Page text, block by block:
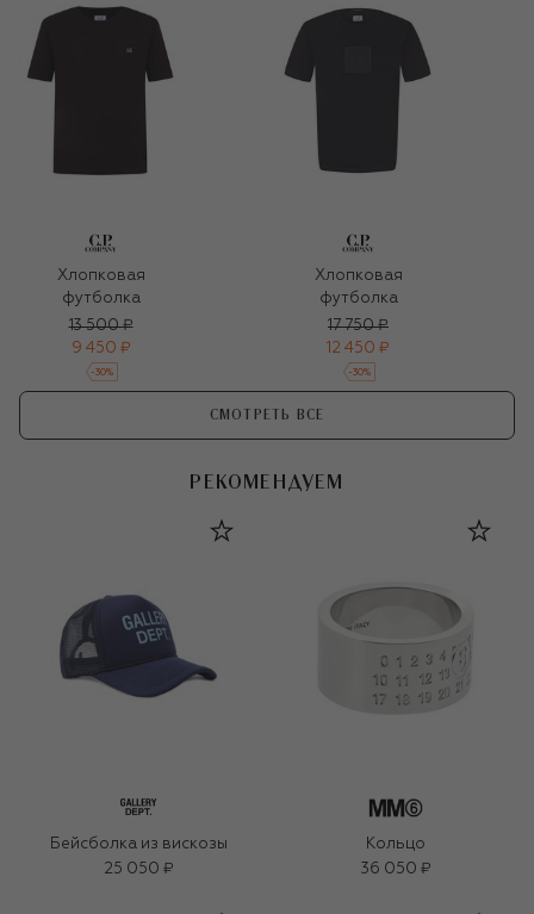
Хлопковая
футболка
13 500 ₽
9 450 ₽
-30%
Хлопковая
футболка
17 750 ₽
12 450 ₽
-30%
СМОТРЕТЬ ВСЕ
РЕКОМЕНДУЕМ
Бейсболка из вискозы
25 050 ₽
Кольцо
36 050 ₽